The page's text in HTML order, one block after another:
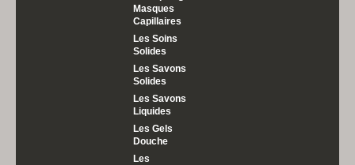
Masques
Capillaires
Les Soins
Solides
Les Savons
Solides
Les Savons
Liquides
Les Gels
Douche
Les